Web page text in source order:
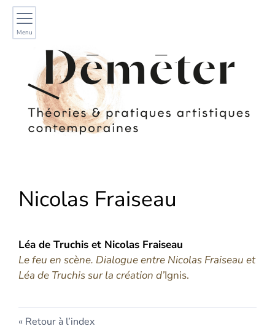
Menu
Nicolas Fraiseau
Léa de Truchis et Nicolas Fraiseau
Le feu en scène. Dialogue entre Nicolas Fraiseau et
Léa de Truchis sur la création d’Ignis.
Retour à l’index